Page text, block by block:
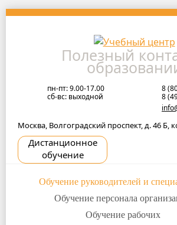
Skip
Полезный
пн-пт: 9.00-17.00
сб-вс: выходной
8
8
Москва, Волгоградский проспект, д. 46 Б,
Дистанционное
обучение
Обучение руководителей и
Обучение персонала
Обучение рабочих